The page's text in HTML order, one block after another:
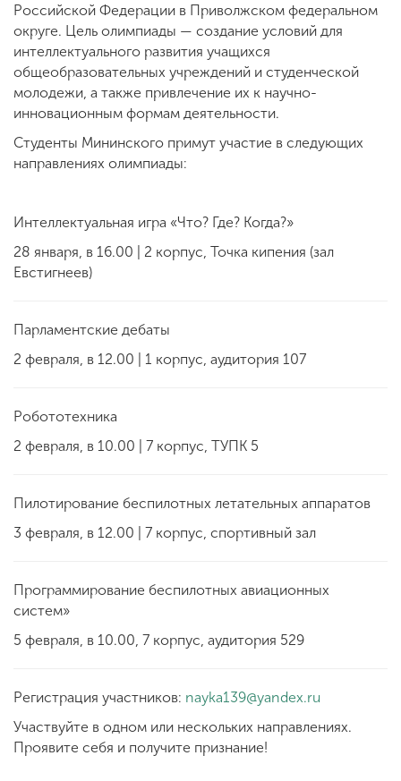
Российской Федерации в Приволжском федеральном
округе. Цель олимпиады — создание условий для
интеллектуального развития учащихся
общеобразовательных учреждений и студенческой
молодежи, а также привлечение их к научно-
инновационным формам деятельности.
Студенты Мининского примут участие в следующих
направлениях олимпиады:
Интеллектуальная игра «Что? Где? Когда?»
28 января, в 16.00 | 2 корпус, Точка кипения (зал
Евстигнеев)
Парламентские дебаты
2 февраля, в 12.00 | 1 корпус, аудитория 107
Робототехника
2 февраля, в 10.00 | 7 корпус, ТУПК 5
Пилотирование беспилотных летательных аппаратов
3 февраля, в 12.00 | 7 корпус, спортивный зал
Программирование беспилотных авиационных
систем»
5 февраля, в 10.00, 7 корпус, аудитория 529
Регистрация участников: nayka139@yandex.ru
Участвуйте в одном или нескольких направлениях.
Проявите себя и получите признание!